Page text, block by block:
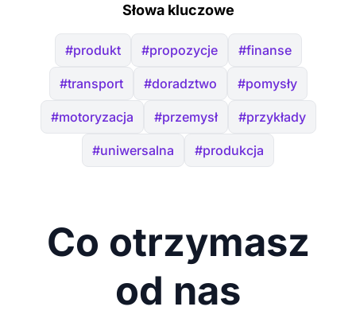
Słowa kluczowe
#produkt #propozycje #finanse
#transport #doradztwo #pomysły
#motoryzacja #przemysł #przykłady
#uniwersalna #produkcja
Co otrzymasz
od nas